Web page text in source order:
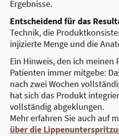
Ergebnisse.
Entscheidend für das
Technik, die
injizierte Menge und die
Ein Hinweis, den ich meinen
Patienten immer mitgebe:
nach zwei Wochen
hat sich das Produkt
vollständig abgeklungen.
Mehr erfahren Sie auch auf
über die